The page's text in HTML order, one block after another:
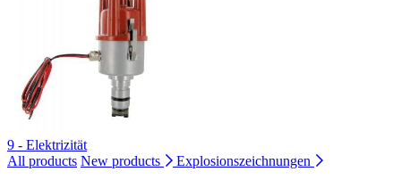
9 - Elektrizität
All products New products
Explosionszeichnungen